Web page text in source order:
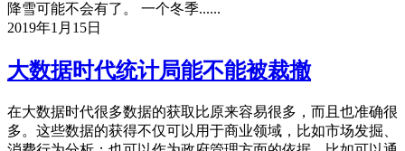
降雪可能不会有了。 一个冬季......
2019年1月15日
大数据时代统计局能不能被裁撤
在大数据时代很多数据的获取比原来容易很多，而且也准确很
多。这些数据的获得不仅可以用于商业领域，比如市场发掘、